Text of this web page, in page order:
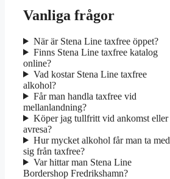
Vanliga frågor
När är Stena Line taxfree öppet?
Finns Stena Line taxfree katalog
online?
Vad kostar Stena Line taxfree
alkohol?
Får man handla taxfree vid
mellanlandning?
Köper jag tullfritt vid ankomst eller
avresa?
Hur mycket alkohol får man ta med
sig från taxfree?
Var hittar man Stena Line
Bordershop Fredrikshamn?